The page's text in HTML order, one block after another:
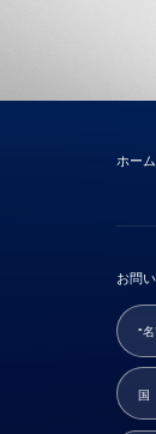
ホー
お問